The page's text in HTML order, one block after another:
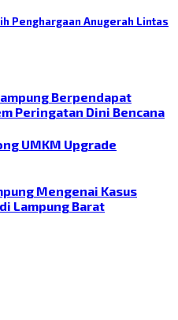
Penghargaan Anugerah Lintas
Berpendapat
Peringatan Dini Bencana
UMKM Upgrade
Mengenai Kasus
Lampung Barat